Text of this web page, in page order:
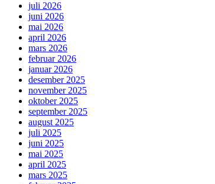
juli 2026
juni 2026
mai 2026
april 2026
mars 2026
februar 2026
januar 2026
desember 2025
november 2025
oktober 2025
september 2025
august 2025
juli 2025
juni 2025
mai 2025
april 2025
mars 2025